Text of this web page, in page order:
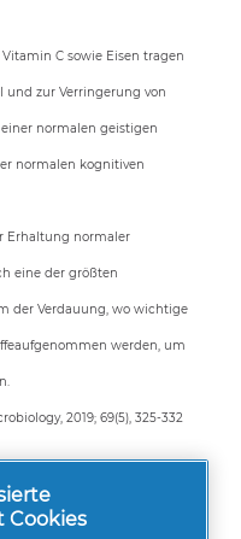
C sowie Eisen tragen
und zur Verringerung von
normalen geistigen
normalen kognitiven
Erhaltung normaler
eine der größten
der Verdauung, wo wichtige
werden, um
2019; 69(5), 325-332
Cookies